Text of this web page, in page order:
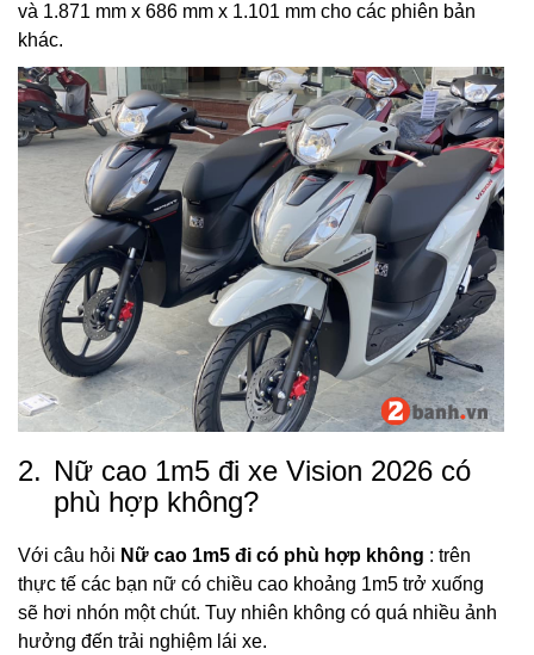
và 1.871 mm x 686 mm x 1.101 mm cho các phiên bản
khác.
2. Nữ cao 1m5 đi xe Vision 2026 có
phù hợp không?
Với câu hỏi Nữ cao 1m5 đi có phù hợp không : trên
thực tế các bạn nữ có chiều cao khoảng 1m5 trở xuống
sẽ hơi nhón một chút. Tuy nhiên không có quá nhiều ảnh
hưởng đến trải nghiệm lái xe.